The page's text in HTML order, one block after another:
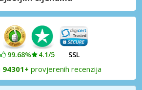
99.68% 4.1/5 SSL
94301+ provjerenih recenzija